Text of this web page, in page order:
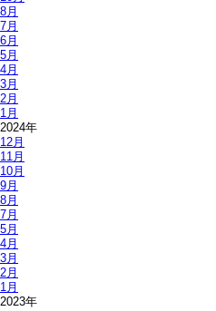
8月
7月
6月
5月
4月
3月
2月
1月
2024年
12月
11月
10月
9月
8月
7月
5月
4月
3月
2月
1月
2023年